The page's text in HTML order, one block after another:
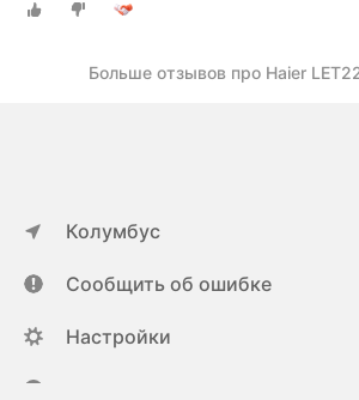
Больше отзывов про Haier
Колумбус
Сообщить об ошибке
Настройки